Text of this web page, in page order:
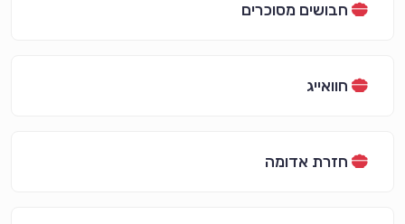
חבושים מסוכרים
חוואייג
חזרת אדומה